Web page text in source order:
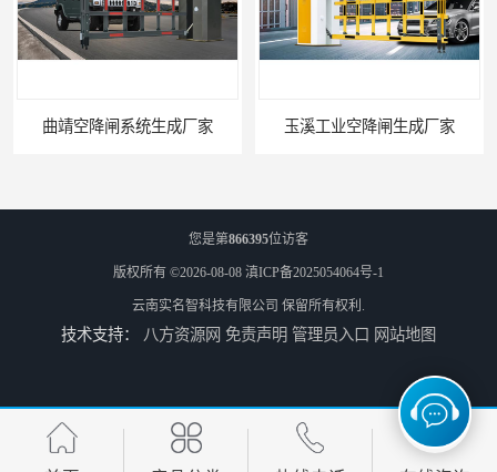
玉溪工业空降闸生成厂家
德宏工业闸门厂家 普洱大型闸门厂家
您是第866395位访客
版权所有 ©2026-08-08 滇ICP备2025054064号-1
云南实名智科技有限公司 保留所有权利.
技术支持： 八方资源网 免责声明 管理员入口 网站地图